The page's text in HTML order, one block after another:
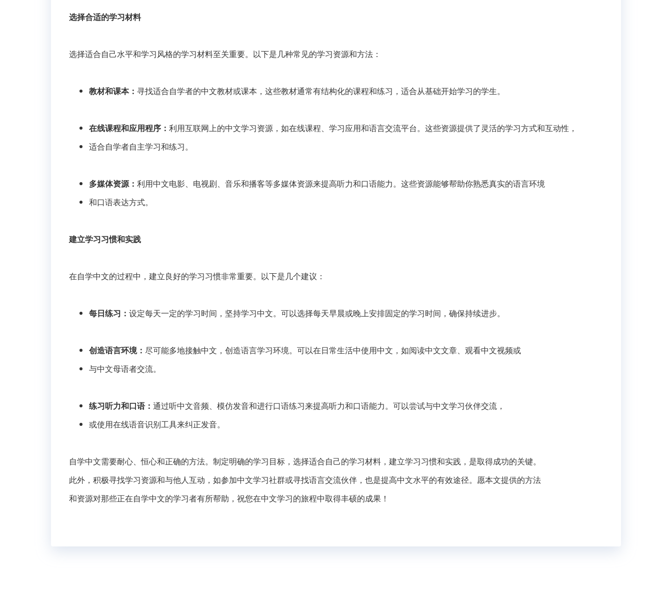
选择合适的学习材料
选择适合自己水平和学习风格的学习材料至关重要。以下是几种常见的学习资源和方法：
教材和课本： 寻找适合自学者的中文教材或课本，这些教材通常有结构化的课程和练习，适合从基础开始学习的学生。
在线课程和应用程序： 利用互联网上的中文学习资源，如在线课程、学习应用和语言交流平台。这些资源提供了灵活的学习方式和互动性，
适合自学者自主学习和练习。
多媒体资源： 利用中文电影、电视剧、音乐和播客等多媒体资源来提高听力和口语能力。这些资源能够帮助你熟悉真实的语言环境
和口语表达方式。
建立学习习惯和实践
在自学中文的过程中，建立良好的学习习惯非常重要。以下是几个建议：
每日练习： 设定每天一定的学习时间，坚持学习中文。可以选择每天早晨或晚上安排固定的学习时间，确保持续进步。
创造语言环境： 尽可能多地接触中文，创造语言学习环境。可以在日常生活中使用中文，如阅读中文文章、观看中文视频或
与中文母语者交流。
练习听力和口语： 通过听中文音频、模仿发音和进行口语练习来提高听力和口语能力。可以尝试与中文学习伙伴交流，
或使用在线语音识别工具来纠正发音。
自学中文需要耐心、恒心和正确的方法。制定明确的学习目标，选择适合自己的学习材料，建立学习习惯和实践，是取得成功的关键。
此外，积极寻找学习资源和与他人互动，如参加中文学习社群或寻找语言交流伙伴，也是提高中文水平的有效途径。愿本文提供的方法
和资源对那些正在自学中文的学习者有所帮助，祝您在中文学习的旅程中取得丰硕的成果！